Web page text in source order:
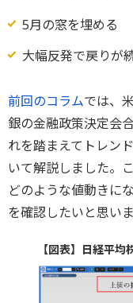
5月の窓を埋める
大幅反発で戻りが
前回のコラムでは、
銀の金融政策決定会
れを踏まえてトレン
いて解説しました。
どのような値動きに
を確認したいと思いま
【図表】日経平均